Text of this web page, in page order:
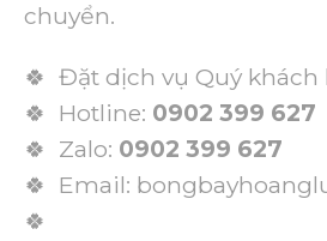
chuyển.
🍀 Đặt dịch vụ Quý khách
🍀 Hotline: 0902 399 627
🍀 Zalo: 0902 399 627
🍀 Email:
🍀